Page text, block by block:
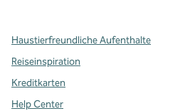
Haustierfreundliche Aufenthalte
Reiseinspiration
Kreditkarten
Help Center